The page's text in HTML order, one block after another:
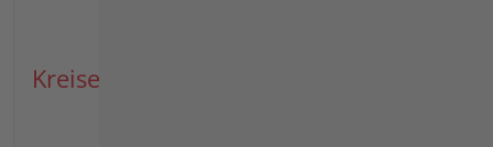
Kreiselmäher